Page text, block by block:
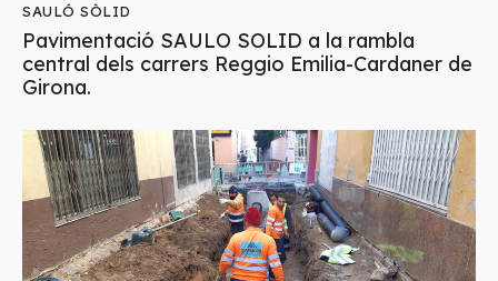
SAULÓ SÒLID
Pavimentació SAULO SOLID a la rambla
central dels carrers Reggio Emilia-Cardaner de
Girona.